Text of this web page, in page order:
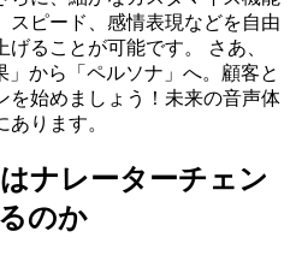
スピード、感情表現などを自由
ることが可能です。 さあ、
」から「ペルソナ」へ。顧客と
を始めましょう！未来の音声体
ります。
ナレーターチェン
のか